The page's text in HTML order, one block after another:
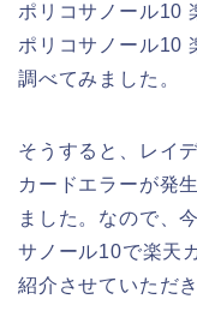
ポリコサノール10
ポリコサノール10
調べてみました。
そうすると、レイ
カードエラーが発
ました。なので、
サノール10で楽天
紹介させていただき